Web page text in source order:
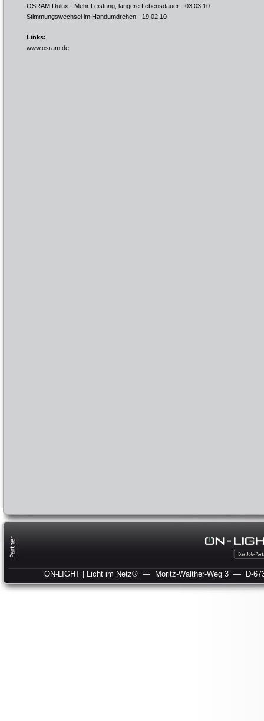
OSRAM Dulux - Mehr Leistung, längere Lebensdauer - 03.03.10
Stimmungswechsel im Handumdrehen - 19.02.10
Links:
www.osram.de
ON-LIGHT | Licht im Netz® — Moritz-Walther-Weg 3 — D-